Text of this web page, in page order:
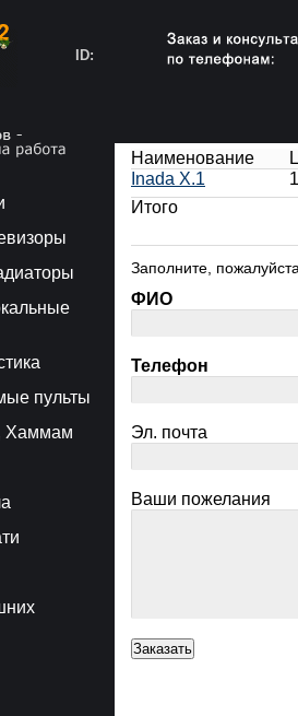
ID:
пульты
Хаммам
Наименование
Inada X.1
Итого
Заполните,
ФИО
Телефон
Эл. почта
Ваши пожелания